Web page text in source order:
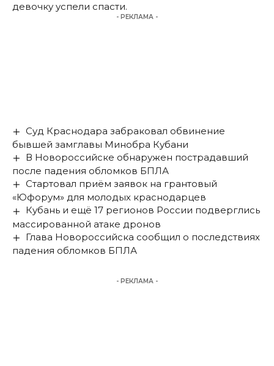
девочку успели спасти.
- РЕКЛАМА -
Суд Краснодара забраковал обвинение
бывшей замглавы Минобра Кубани
В Новороссийске обнаружен пострадавший
после падения обломков БПЛА
Стартовал приём заявок на грантовый
«Юфорум» для молодых краснодарцев
Кубань и ещё 17 регионов России подверглись
массированной атаке дронов
Глава Новороссийска сообщил о последствиях
падения обломков БПЛА
- РЕКЛАМА -